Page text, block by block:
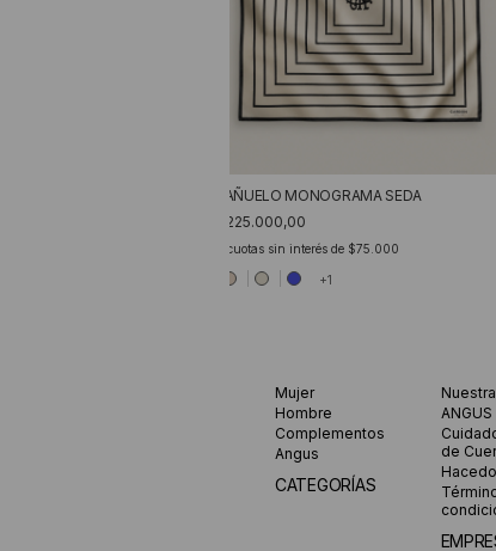
PAÑUELO MONOGRAMA SEDA
$225.000,00
cuotas sin interés de $75.000
+1
Mujer
Hombre
Complementos
Angus
CATEGORÍAS
de